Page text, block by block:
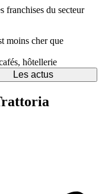
franchises du secteur
moins cher que
hôtellerie
Les actus